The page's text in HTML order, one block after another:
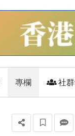
專欄 社群